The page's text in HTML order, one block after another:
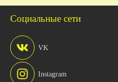
Социальные сети
VK
Instagram